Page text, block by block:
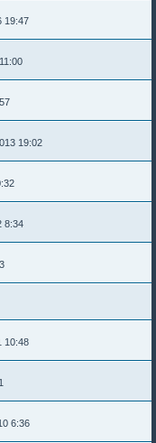
19:47
19:02
8:34
10:48
6:36